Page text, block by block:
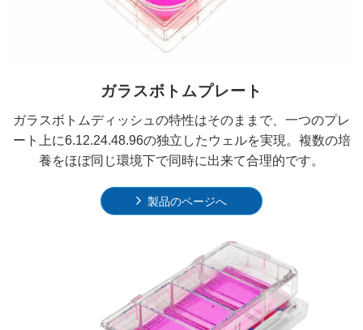
ガラスボトムプレート
ガラスボトムディッシュの特性はそのままで、一つのプレ
ート上に6.12.24.48.96の独立したウェルを実現。複数の培
養をほぼ同じ環境下で同時に出来て合理的です。
製品のページへ